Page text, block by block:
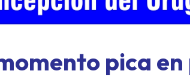
pica